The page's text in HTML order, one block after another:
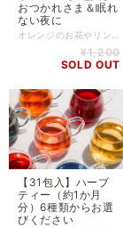
おつかれさま＆眠れ
ない夜に
¥1,200
SOLD OUT
【31包入】ハーブ
ティー（約1か月
分）6種類からお選
びください